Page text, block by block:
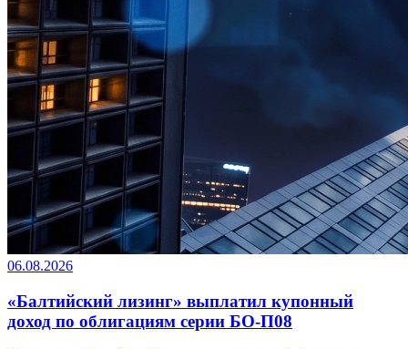
06.08.2026
«Балтийский лизинг» выплатил купонный
доход по облигациям серии БО-П08